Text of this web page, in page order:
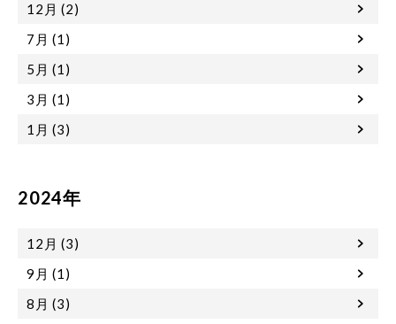
12月 (2)
7月 (1)
5月 (1)
3月 (1)
1月 (3)
2024年
12月 (3)
9月 (1)
8月 (3)